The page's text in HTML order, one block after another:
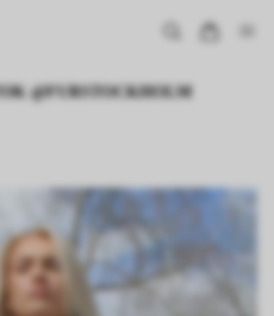
@FURSTOCKHOLM